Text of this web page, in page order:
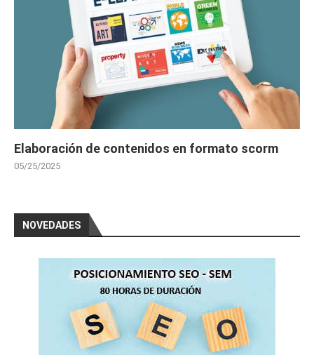
Elaboración de contenidos en formato scorm
05/25/2025
NOVEDADES